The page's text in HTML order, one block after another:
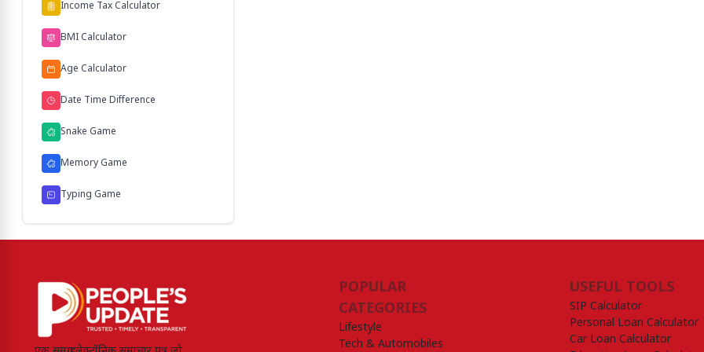
Income Tax Calculator
BMI Calculator
Age Calculator
Date Time Difference
Snake Game
Memory Game
Typing Game
POPULAR
CATEGORIES
Lifestyle
Tech & Automobiles
USEFUL TOOLS
SIP Calculator
Personal Loan Calculator
Car Loan Calculator